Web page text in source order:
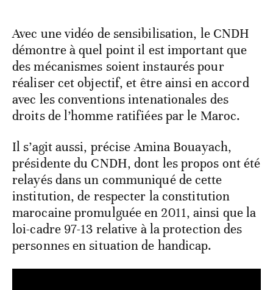
Avec une vidéo de sensibilisation, le CNDH
démontre à quel point il est important que
des mécanismes soient instaurés pour
réaliser cet objectif, et être ainsi en accord
avec les conventions intenationales des
droits de l’homme ratifiées par le Maroc.
Il s’agit aussi, précise Amina Bouayach,
présidente du CNDH, dont les propos ont été
relayés dans un communiqué de cette
institution, de respecter la constitution
marocaine promulguée en 2011, ainsi que la
loi-cadre 97-13 relative à la protection des
personnes en situation de handicap.